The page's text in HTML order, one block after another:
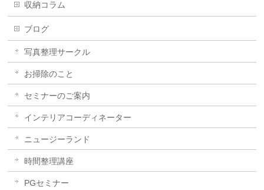
収納コラム
ブログ
写真整理サークル
お掃除のこと
セミナーのご案内
インテリアコーディネーター
ニュージーランド
時間整理講座
PGセミナー